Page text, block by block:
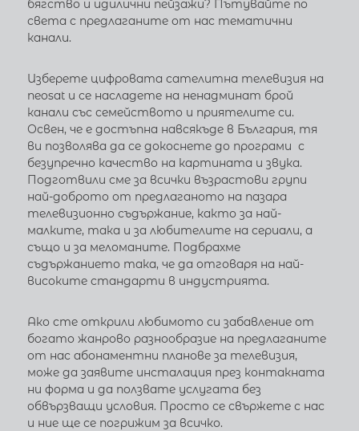
бягство и идилични пейзажи? Пътувайте по
света с предлаганите от нас тематични
канали.
Изберете цифровата сателитна телевизия на
neosat и се насладете на ненадминат брой
канали със семейството и приятелите си.
Освен, че е достъпна навсякъде в България, тя
ви позволява да се докоснете до програми с
безупречно качество на картината и звука.
Подготвили сме за всички възрастови групи
най-доброто от предлаганото на пазара
телевизионно съдържание, както за най-
малките, така и за любителите на сериали, а
също и за меломаните. Подбрахме
съдържанието така, че да отговаря на най-
високите стандарти в индустрията.
Ако сте открили любимото си забавление от
богато жанрово разнообразие на предлаганите
от нас абонаментни планове за телевизия,
може да заявите инсталация през контакната
ни форма и да ползвате услугата без
обвързващи условия. Просто се свържете с нас
и ние ще се погрижим за всичко.